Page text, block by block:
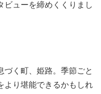
ビューを締めくくりまし
く町、姫路。季節ごと
より堪能できるかもしれ